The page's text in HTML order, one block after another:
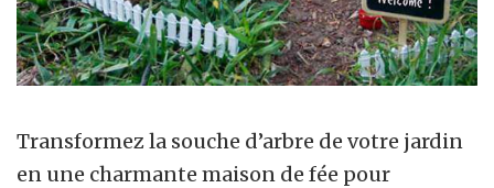
Transformez la souche d’arbre de votre jardin
en une charmante maison de fée pour